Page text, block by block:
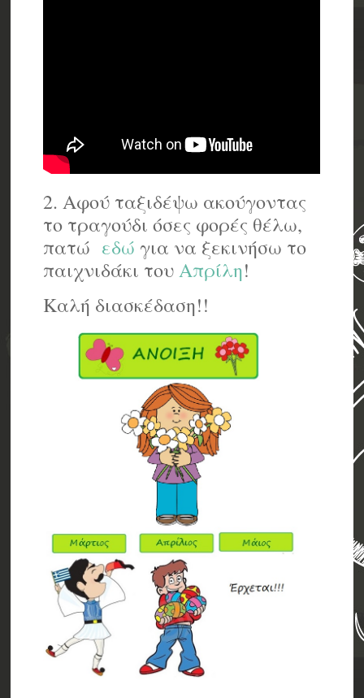
2. Αφού ταξιδέψω ακούγοντας
το τραγούδι όσες φορές θέλω,
πατώ εδώ για να ξεκινήσω το
παιχνιδάκι τουΑπρίλη!
Καλή διασκέδαση!!